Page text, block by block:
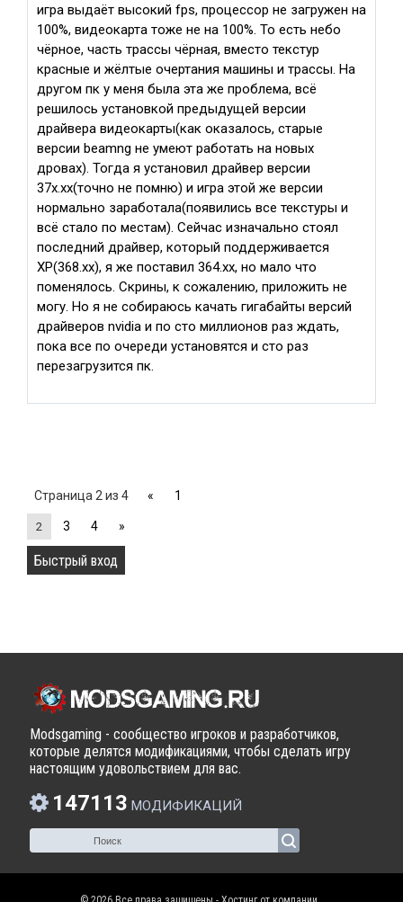
игра выдаёт высокий fps, процессор не загружен на
100%, видеокарта тоже не на 100%. То есть небо
чёрное, часть трассы чёрная, вместо текстур
красные и жёлтые очертания машины и трассы. На
другом пк у меня была эта же проблема, всё
решилось установкой предыдущей версии
драйвера видеокарты(как оказалось, старые
версии beamng не умеют работать на новых
дровах). Тогда я установил драйвер версии
37х.хх(точно не помню) и игра этой же версии
нормально заработала(появились все текстуры и
всё стало по местам). Сейчас изначально стоял
последний драйвер, который поддерживается
ХР(368.хх), я же поставил 364.хх, но мало что
поменялось. Скрины, к сожалению, приложить не
могу. Но я не собираюсь качать гигабайты версий
драйверов nvidia и по сто миллионов раз ждать,
пока все по очереди установятся и сто раз
перезагрузится пк.
Страница2из 4 « 1
2 3 4 »
Modsgaming - сообщество игроков и разработчиков,
которые делятся модификациями, чтобы сделать игру
настоящим удовольствием для вас.
147113 МОДИФИКАЦИЙ